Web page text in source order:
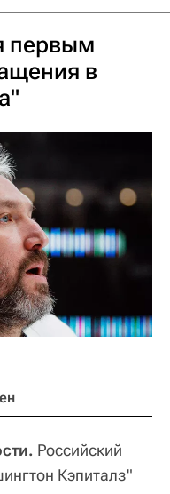
первым
в
Российский
Кэпиталз"